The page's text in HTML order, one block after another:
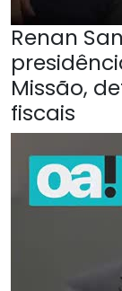
Renan
Missão,
fiscais